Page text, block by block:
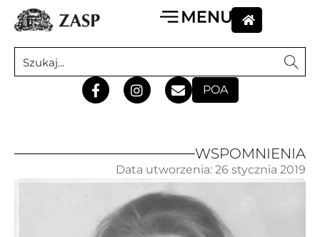
POA
WSPOMNIENIA
Data utworzenia: 26 stycznia 2019